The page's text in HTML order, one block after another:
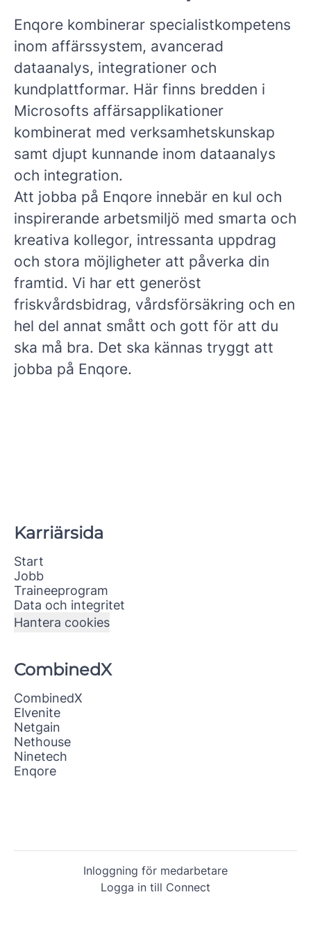
Enqore kombinerar specialistkompetens
inom affärssystem, avancerad
dataanalys, integrationer och
kundplattformar. Här finns bredden i
Microsofts affärsapplikationer
kombinerat med verksamhetskunskap
samt djupt kunnande inom dataanalys
och integration.
Att jobba på Enqore innebär en kul och
inspirerande arbetsmiljö med smarta och
kreativa kollegor, intressanta uppdrag
och stora möjligheter att påverka din
framtid. Vi har ett generöst
friskvårdsbidrag, vårdsförsäkring och en
hel del annat smått och gott för att du
ska må bra. Det ska kännas tryggt att
jobba på Enqore.
Karriärsida
Start
Jobb
Traineeprogram
Data och integritet
Hantera cookies
CombinedX
CombinedX
Elvenite
Netgain
Nethouse
Ninetech
Enqore
Inloggning för medarbetare
Logga in till Connect